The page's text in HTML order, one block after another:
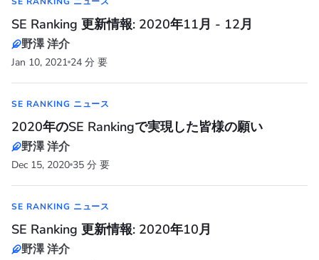
SE Ranking 更新情報: 2020年11月 - 12月
野澤 洋介
Jan 10, 2021 24 分 要
SE RANKING ニュース
2020年のSE Rankingで実現した皆様の願い
野澤 洋介
Dec 15, 2020 35 分 要
SE RANKING ニュース
SE Ranking 更新情報: 2020年10月
野澤 洋介